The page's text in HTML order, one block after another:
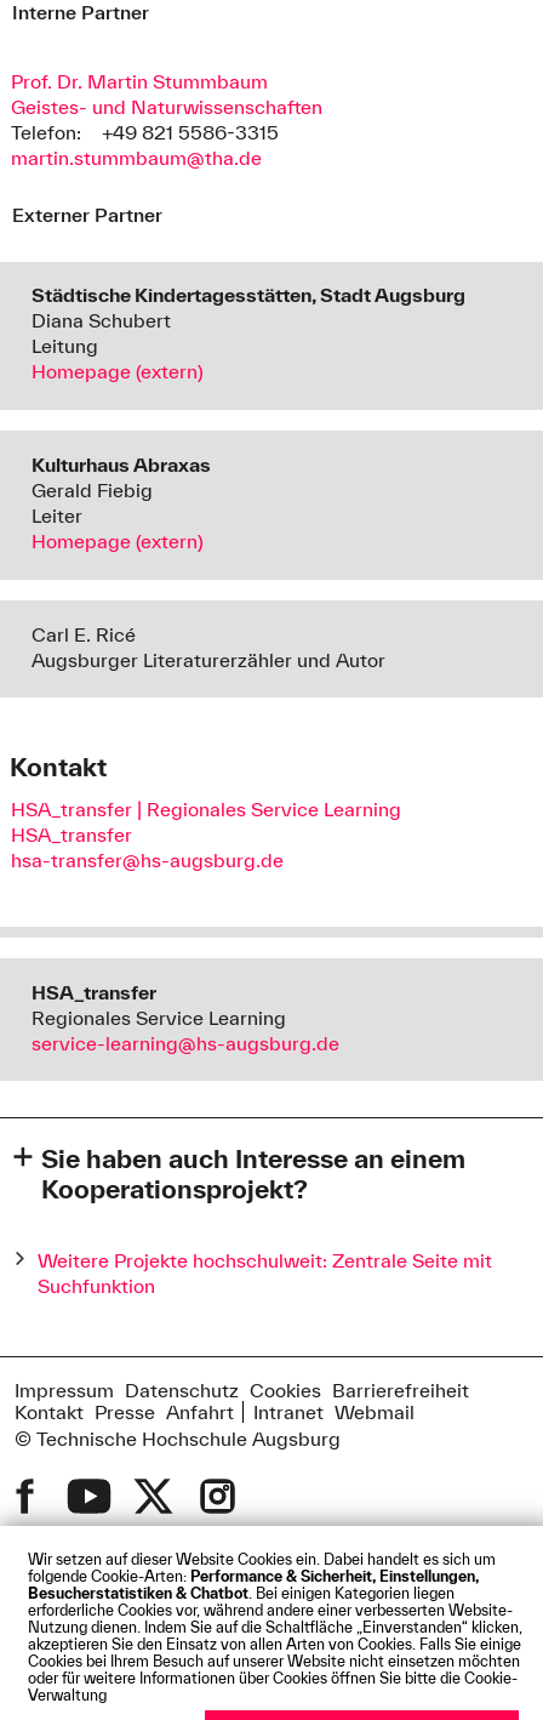
Wir setzen auf dieser Website Cookies ein. Dabei handelt es sich um
folgende Cookie-Arten: Performance & Sicherheit, Einstellungen,
Besucherstatistiken & Chatbot . Bei einigen Kategorien liegen
erforderliche Cookies vor, während andere einer verbesserten Website-
Nutzung dienen. Indem Sie auf die Schaltfläche „Einverstanden“ klicken,
akzeptieren Sie den Einsatz von allen Arten von Cookies. Falls Sie einige
Cookies bei Ihrem Besuch auf unserer Website nicht einsetzen möchten
oder für weitere Informationen über Cookies öffnen Sie bitte die Cookie-
Verwaltung
Interne Partner
Prof. Dr. Martin Stummbaum
Geistes- und Naturwissenschaften
Telefon:
+49 821 5586-3315
martin.stummbaum@tha.de
Externer Partner
Städtische Kindertagesstätten, Stadt Augsburg
Diana Schubert
Leitung
Homepage (extern)
Kulturhaus Abraxas
Gerald Fiebig
Leiter
Homepage (extern)
Carl E. Ricé
Augsburger Literaturerzähler und Autor
Kontakt
HSA_transfer | Regionales Service Learning
HSA_transfer
hsa-transfer@hs-augsburg.de
HSA_transfer
Regionales Service Learning
service-learning@hs-augsburg.de
Sie haben auch Interesse an einem
Kooperationsprojekt?
aus Augsburg oder der Region Bayerisch-Schwaben? Sie
haben dafür eine spannende Projektidee und suchen
einen externen Kooperationspartner für Ihr Vorhaben
finden? – Wir vermitteln Ihnen gerne passende Partner
bzw. Ideen für gemeinnützige Projekte in Augsburg und
der Region.
Felder mit einem*sind Pflichtfelder und müssen ausgefüllt werden.
Ihnen auf.
Ich bin...*
ein Akteur an der Hochschule für Angewandte
Wissenschaften Augsburg
ein Akteur außerhalb der Hochschule
Weitere Projekte hochschulweit: Zentrale Seite mit
Suchfunktion
Impressum Datenschutz Cookies Barrierefreiheit
Kontakt Presse Anfahrt Intranet Webmail
© Technische Hochschule Augsburg